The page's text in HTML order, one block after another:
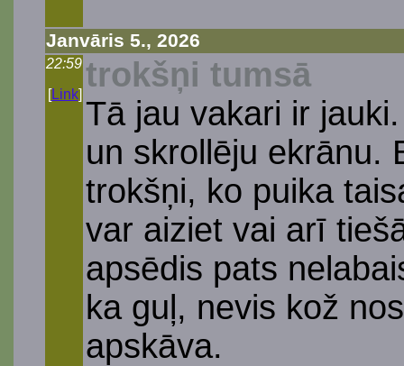
Janvāris 5., 2026
22:59
[Link]
trokšņi tumsā
Tā jau vakari ir
un skrollēju ekrānu.
trokšņi, ko puika
var aiziet vai arī
apsēdis pats
ka guļ, nevis kož
apskāva.